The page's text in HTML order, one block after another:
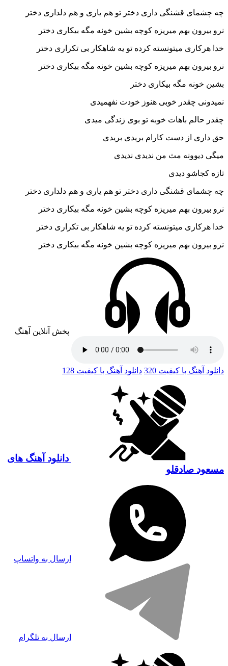
چه چشمای قشنگی داری دختر تو هم یاری و هم دلداری دختر
نرو بیرون بهم میریزه کوچه بشین خونه مگه بیکاری دختر
خدا هرکاری میتونسته کرده تو یه شاهکار بی تکراری دختر
نرو بیرون بهم میریزه کوچه بشین خونه مگه بیکاری دختر
بشین خونه مگه بیکاری دختر
نمیدونی چقدر خوبی هنوز خودت نفهمیدی
چقدر حالم باهات خوبه تو بوی زندگی میدی
حق داری از دست کارام بریدی بریدی
میگی دیوونه مث من ندیدی ندیدی
تازه کجاشو دیدی
چه چشمای قشنگی داری دختر تو هم یاری و هم دلداری دختر
نرو بیرون بهم میریزه کوچه بشین خونه مگه بیکاری دختر
خدا هرکاری میتونسته کرده تو یه شاهکار بی تکراری دختر
نرو بیرون بهم میریزه کوچه بشین خونه مگه بیکاری دختر
پخش آنلاین آهنگ
دانلود آهنگ با کیفیت 320 دانلود آهنگ با کیفیت 128
دانلود آهنگ های
مسعود صادقلو
ارسال به واتساپ
ارسال به تلگرام